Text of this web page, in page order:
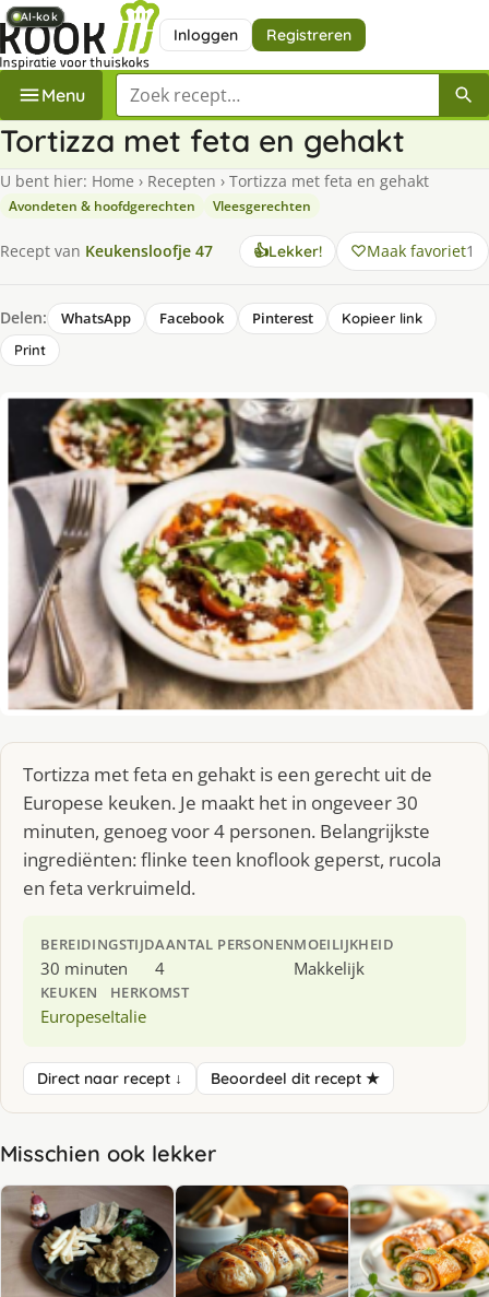
Inloggen Registreren
Menu Zoek een recept
Tortizza met feta en gehakt
U bent hier: Home › Recepten › Tortizza met feta en gehakt
Avondeten & hoofdgerechten Vleesgerechten
Recept van Keukensloofje 47 👍Lekker! Maak favoriet1
Delen: WhatsApp Facebook Pinterest
Kopieer link
Print
Tortizza met feta en gehakt is een gerecht uit de
Europese keuken. Je maakt het in ongeveer 30
minuten, genoeg voor 4 personen. Belangrijkste
ingrediënten: flinke teen knoflook geperst, rucola
en feta verkruimeld.
BEREIDINGSTIJD
30 minuten
AANTAL PERSONEN
4
MOEILIJKHEID
Makkelijk
KEUKEN
Europese
HERKOMST
Italie
Direct naar recept ↓ Beoordeel dit recept ★
Misschien ook lekker
AI-kok
AI-kok
AI-kok
AI-kok
AI-kok